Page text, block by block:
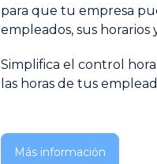
para que tu empresa
empleados, sus
Simplifica el control
las horas de tus
Más información